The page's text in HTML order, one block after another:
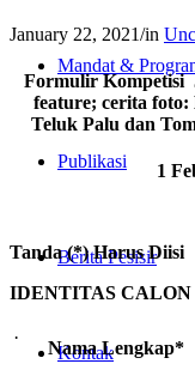
Mandat &
Publikasi
Berita Pesisir
Kontak
January 22, 2021/in
Formulir Kompetisi
feature; cerita foto:
Teluk Palu dan
1
Tanda (*) Harus Diisi
IDENTITAS
·
Nama Lengkap*